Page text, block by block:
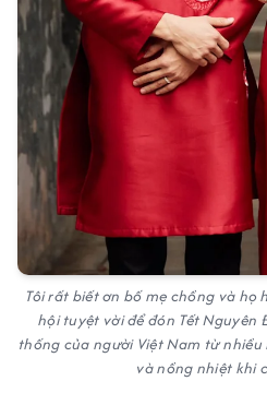
Tôi rất biết ơn bố mẹ chồng và
hội tuyệt vời để đón Tết
thống của người Việt Nam từ
và nồng nhiệt khi